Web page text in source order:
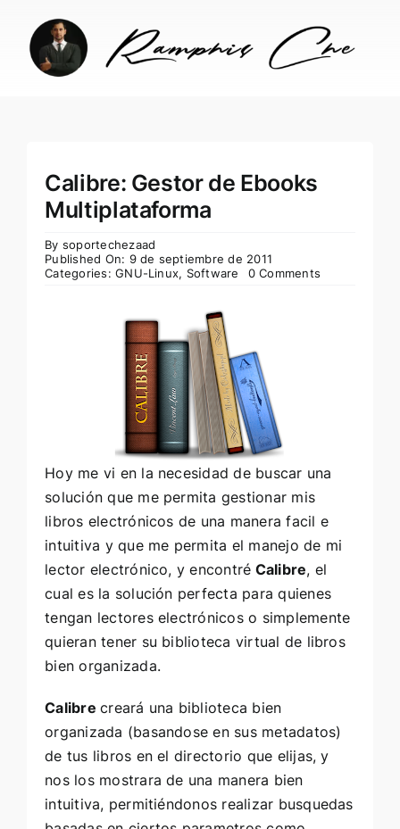
content
Calibre: Gestor de Ebooks
Multiplataforma
By soportechezaad
Published On: 9 de septiembre de 2011
Categories:GNU-Linux, Software 0 Comments
Hoy me vi en la necesidad de buscar una
solución que me permita gestionar mis
libros electrónicos de una manera facil e
intuitiva y que me permita el manejo de mi
lector electrónico, y encontré Calibre, el
cual es la solución perfecta para quienes
tengan lectores electrónicos o simplemente
quieran tener su biblioteca virtual de libros
bien organizada.
Calibrecreará una biblioteca bien
organizada (basandose en sus metadatos)
de tus libros en el directorio que elijas, y
nos los mostrara de una manera bien
intuitiva, permitiéndonos realizar busquedas